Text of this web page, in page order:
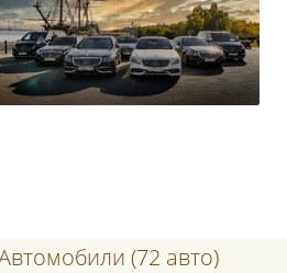
(72 авто)